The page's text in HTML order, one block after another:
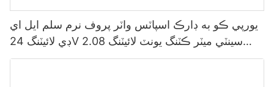
يورپي ڪو به ڊارڪ اسپاٽس واٽر پروف نرم سلم ايل اي
ڊي لائيٽنگ 24V 2.08 سينٽي ميٽر ڪٽنگ يونٽ لائيٽنگ
فيڪٽري